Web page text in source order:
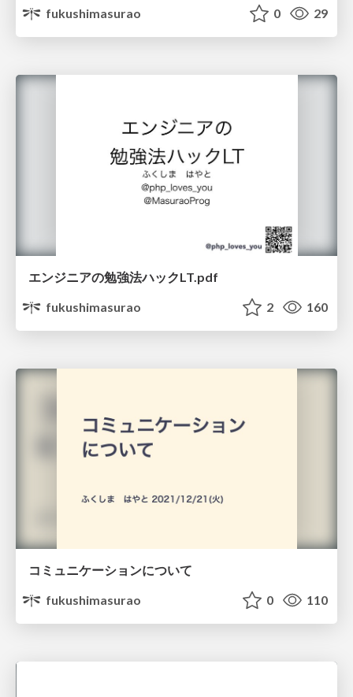
fukushimasurao
0 29
エンジニアの勉強法ハックLT.pdf
fukushimasurao
2 160
コミュニケーションについて
fukushimasurao
0 110